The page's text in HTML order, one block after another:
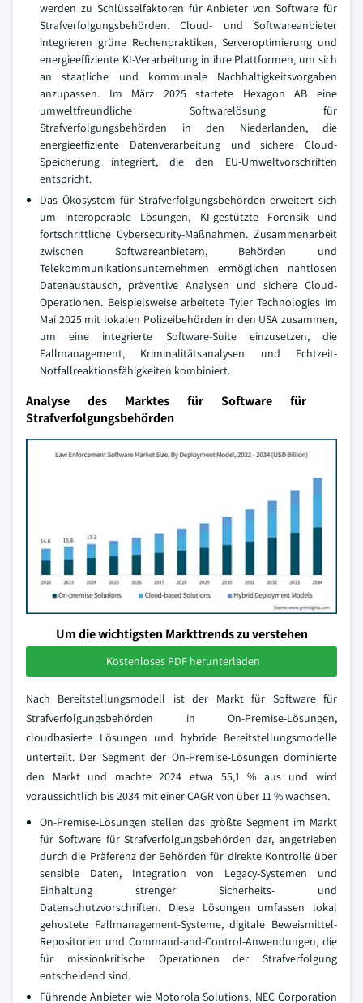
werden zu Schlüsselfaktoren für Anbieter von Software für
Strafverfolgungsbehörden. Cloud- und Softwareanbieter
integrieren grüne Rechenpraktiken, Serveroptimierung und
energieeffiziente KI-Verarbeitung in ihre Plattformen, um sich
an staatliche und kommunale Nachhaltigkeitsvorgaben
anzupassen. Im März 2025 startete Hexagon AB eine
umweltfreundliche Softwarelösung für
Strafverfolgungsbehörden in den Niederlanden, die
energieeffiziente Datenverarbeitung und sichere Cloud-
Speicherung integriert, die den EU-Umweltvorschriften
entspricht.
Das Ökosystem für Strafverfolgungsbehörden erweitert sich
um interoperable Lösungen, KI-gestützte Forensik und
fortschrittliche Cybersecurity-Maßnahmen. Zusammenarbeit
zwischen Softwareanbietern, Behörden und
Telekommunikationsunternehmen ermöglichen nahtlosen
Datenaustausch, präventive Analysen und sichere Cloud-
Operationen. Beispielsweise arbeitete Tyler Technologies im
Mai 2025 mit lokalen Polizeibehörden in den USA zusammen,
um eine integrierte Software-Suite einzusetzen, die
Fallmanagement, Kriminalitätsanalysen und Echtzeit-
Notfallreaktionsfähigkeiten kombiniert.
Analyse des Marktes für Software für
Strafverfolgungsbehörden
Um die wichtigsten Markttrends zu verstehen
Kostenloses PDF herunterladen
Nach Bereitstellungsmodell ist der Markt für Software für
Strafverfolgungsbehörden in On-Premise-Lösungen,
cloudbasierte Lösungen und hybride Bereitstellungsmodelle
unterteilt. Der Segment der On-Premise-Lösungen dominierte
den Markt und machte 2024 etwa 55,1 % aus und wird
voraussichtlich bis 2034 mit einer CAGR von über 11 % wachsen.
On-Premise-Lösungen stellen das größte Segment im Markt
für Software für Strafverfolgungsbehörden dar, angetrieben
durch die Präferenz der Behörden für direkte Kontrolle über
sensible Daten, Integration von Legacy-Systemen und
Einhaltung strenger Sicherheits- und
Datenschutzvorschriften. Diese Lösungen umfassen lokal
gehostete Fallmanagement-Systeme, digitale Beweismittel-
Repositorien und Command-and-Control-Anwendungen, die
für missionkritische Operationen der Strafverfolgung
entscheidend sind.
Führende Anbieter wie Motorola Solutions, NEC Corporation